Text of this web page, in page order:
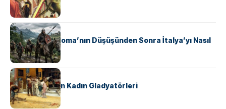
KÜLTÜR
Ostrogotlar Roma’nın Düşüşünden Sonra İtalya’yı Nasıl
Ele Geçirdi?
KÜLTÜR
Antik Roma’nın Kadın Gladyatörleri